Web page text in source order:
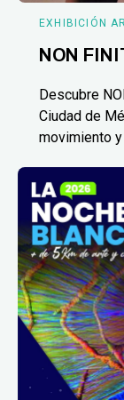
EXHIBICIÓN
NON
Descubre
Ciudad de
movimiento